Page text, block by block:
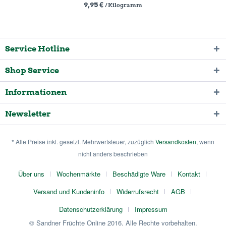
9,95 € / Kilogramm
Service Hotline
Shop Service
Informationen
Newsletter
* Alle Preise inkl. gesetzl. Mehrwertsteuer, zuzüglich Versandkosten, wenn
nicht anders beschrieben
Über uns Wochenmärkte Beschädigte Ware
Kontakt
Versand und Kundeninfo
Widerrufsrecht
AGB
Datenschutzerklärung
Impressum
© Sandner Früchte Online 2016. Alle Rechte vorbehalten.